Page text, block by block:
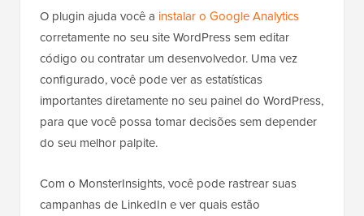
O plugin ajuda você a instalar o Google Analytics
corretamente no seu site WordPress sem editar
código ou contratar um desenvolvedor. Uma vez
configurado, você pode ver as estatísticas
importantes diretamente no seu painel do WordPress,
para que você possa tomar decisões sem depender
do seu melhor palpite.
Com o MonsterInsights, você pode rastrear suas
campanhas de LinkedIn e ver quais estão